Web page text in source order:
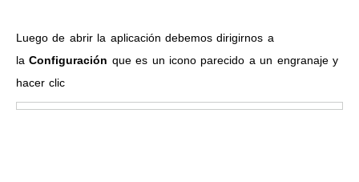
Luego de abrir la aplicación debemos dirigirnos a
laConfiguración que es un icono parecido a un engranaje y
hacer clic